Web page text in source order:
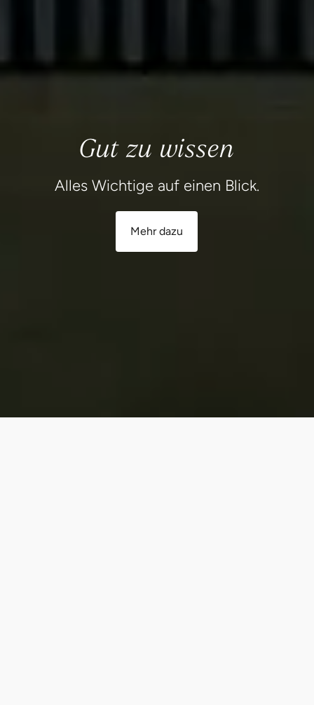
Gut zu wissen
Alles Wichtige auf einen Blick.
Mehr dazu